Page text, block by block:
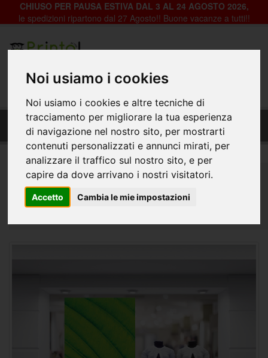
Noi usiamo i cookies
Noi usiamo i cookies e altre tecniche di
tracciamento per migliorare la tua esperienza
di navigazione nel nostro sito, per mostrarti
contenuti personalizzati e annunci mirati, per
analizzare il traffico sul nostro sito, e per
capire da dove arrivano i nostri visitatori.
Accetto Cambia le mie impostazioni
CHIUSO PER PAUSA ESTIVA DAL 3 AL 24 AGOSTO 2026,
le spedizioni ripartono dal 27 Agosto!! Buone vacanze a tutti!!
Fondale Decorativo in pvc per vetrine negozi -
Prim-011_foglia
Home
Decorazioni per Vetrine, Negozi e Abitazioni
Fondali Vetrine
Fondale Decorativo in pvc per vetrine negozi - Prim-